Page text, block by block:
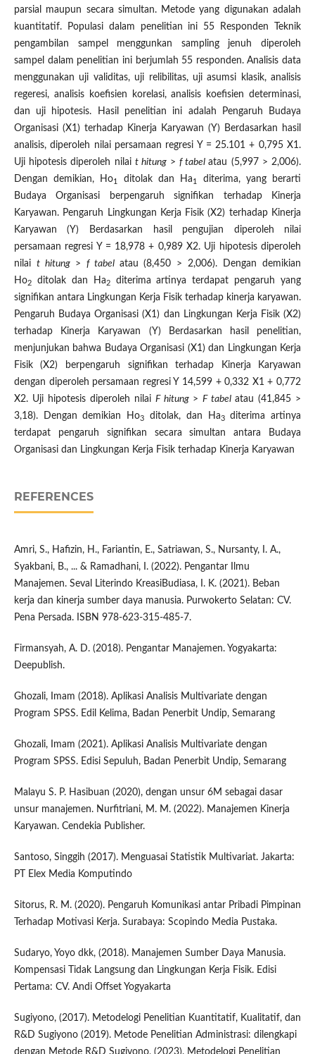
parsial maupun secara simultan. Metode yang digunakan adalah
kuantitatif. Populasi dalam penelitian ini 55 Responden Teknik
pengambilan sampel menggunkan sampling jenuh diperoleh
sampel dalam penelitian ini berjumlah 55 responden. Analisis data
menggunakan uji validitas, uji relibilitas, uji asumsi klasik, analisis
regeresi, analisis koefisien korelasi, analisis koefisien determinasi,
dan uji hipotesis. Hasil penelitian ini adalah Pengaruh Budaya
Organisasi (X1) terhadap Kinerja Karyawan (Y) Berdasarkan hasil
analisis, diperoleh nilai persamaan regresi Y = 25.101 + 0,795 X1.
Uji hipotesis diperoleh nilai thitung > ftabelatau (5,997 > 2,006).
Dengan demikian, Ho1 ditolak dan Ha 1
diterima, yang berarti
Budaya Organisasi berpengaruh signifikan terhadap Kinerja
Karyawan. Pengaruh Lingkungan Kerja Fisik (X2) terhadap Kinerja
Karyawan (Y) Berdasarkan hasil pengujian diperoleh nilai
persamaan regresi Y = 18,978 + 0,989 X2. Uji hipotesis diperoleh
nilai t hitung > f tabel atau (8,450 > 2,006). Dengan demikian
Ho2ditolak dan Ha 2diterima artinya terdapat pengaruh yang
signifikan antara Lingkungan Kerja Fisik terhadap kinerja karyawan.
Pengaruh Budaya Organisasi (X1) dan Lingkungan Kerja Fisik (X2)
terhadap Kinerja Karyawan (Y) Berdasarkan hasil penelitian,
menjunjukan bahwa Budaya Organisasi (X1) dan Lingkungan Kerja
Fisik (X2) berpengaruh signifikan terhadap Kinerja Karyawan
dengan diperoleh persamaan regresi Y 14,599 + 0,332 X1 + 0,772
X2. Uji hipotesis diperoleh nilai Fhitung >Ftabelatau (41,845 >
3,18). Dengan demikian Ho3 ditolak, dan Ha3diterima artinya
terdapat pengaruh signifikan secara simultan antara Budaya
Organisasi dan Lingkungan Kerja Fisik terhadap Kinerja Karyawan
REFERENCES
Amri, S., Hafizin, H., Fariantin, E., Satriawan, S., Nursanty, I. A.,
Syakbani, B., ... & Ramadhani, I. (2022). Pengantar Ilmu
Manajemen. Seval Literindo KreasiBudiasa, I. K. (2021). Beban
kerja dan kinerja sumber daya manusia. Purwokerto Selatan: CV.
Pena Persada. ISBN 978-623-315-485-7.
Firmansyah, A. D. (2018). Pengantar Manajemen. Yogyakarta:
Deepublish.
Ghozali, Imam (2018). Aplikasi Analisis Multivariate dengan
Program SPSS. Edil Kelima, Badan Penerbit Undip, Semarang
Ghozali, Imam (2021). Aplikasi Analisis Multivariate dengan
Program SPSS. Edisi Sepuluh, Badan Penerbit Undip, Semarang
Malayu S. P. Hasibuan (2020), dengan unsur 6M sebagai dasar
unsur manajemen. Nurfitriani, M. M. (2022). Manajemen Kinerja
Karyawan. Cendekia Publisher.
Santoso, Singgih (2017). Menguasai Statistik Multivariat. Jakarta:
PT Elex Media Komputindo
Sitorus, R. M. (2020). Pengaruh Komunikasi antar Pribadi Pimpinan
Terhadap Motivasi Kerja. Surabaya: Scopindo Media Pustaka.
Sudaryo, Yoyo dkk, (2018). Manajemen Sumber Daya Manusia.
Kompensasi Tidak Langsung dan Lingkungan Kerja Fisik. Edisi
Pertama: CV. Andi Offset Yogyakarta
Sugiyono, (2017). Metodelogi Penelitian Kuantitatif, Kualitatif, dan
R&D Sugiyono (2019). Metode Penelitian Administrasi: dilengkapi